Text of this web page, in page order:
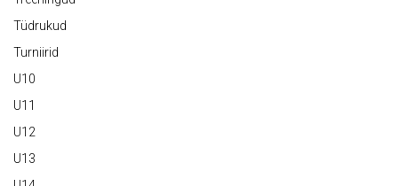
Tüdrukud
Turniirid
U10
U11
U12
U13